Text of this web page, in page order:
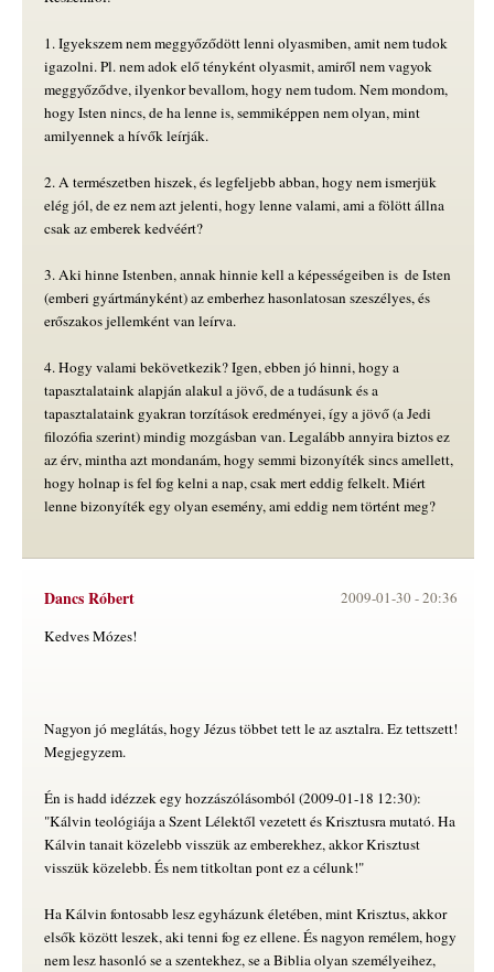
1. Igyekszem nem meggyőződött lenni olyasmiben, amit nem tudok
igazolni. Pl. nem adok elő tényként olyasmit, amiről nem vagyok
meggyőződve, ilyenkor bevallom, hogy nem tudom. Nem mondom,
hogy Isten nincs, de ha lenne is, semmiképpen nem olyan, mint
amilyennek a hívők leírják.
2. A természetben hiszek, és legfeljebb abban, hogy nem ismerjük
elég jól, de ez nem azt jelenti, hogy lenne valami, ami a fölött állna 
csak az emberek kedvéért?
3. Aki hinne Istenben, annak hinnie kell a képességeiben is  de Isten
(emberi gyártmányként) az emberhez hasonlatosan szeszélyes, és
erőszakos jellemként van leírva.
4. Hogy valami bekövetkezik? Igen, ebben jó hinni, hogy a
tapasztalataink alapján alakul a jövő, de a tudásunk és a
tapasztalataink gyakran torzítások eredményei, így a jövő (a Jedi
filozófia szerint) mindig mozgásban van. Legalább annyira biztos ez
az érv, mintha azt mondanám, hogy semmi bizonyíték sincs amellett,
hogy holnap is fel fog kelni a nap, csak mert eddig felkelt. Miért
lenne bizonyíték egy olyan esemény, ami eddig nem történt meg?
Dancs Róbert 2009-01-30 -20:36
Kedves Mózes!
Nagyon jó meglátás, hogy Jézus többet tett le az asztalra. Ez tettszett!
Megjegyzem.
Én is hadd idézzek egy hozzászólásomból (2009-01-18 12:30):
"Kálvin teológiája a Szent Lélektől vezetett és Krisztusra mutató. Ha
Kálvin tanait közelebb visszük az emberekhez, akkor Krisztust
visszük közelebb. És nem titkoltan pont ez a célunk!"
Ha Kálvin fontosabb lesz egyházunk életében, mint Krisztus, akkor
elsők között leszek, aki tenni fog ez ellene. És nagyon remélem, hogy
nem lesz hasonló se a szentekhez, se a Biblia olyan személyeihez,